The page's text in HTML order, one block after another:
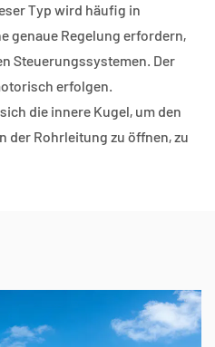
Typ wird häufig in
genaue Regelung erfordern,
Steuerungssystemen. Der
erfolgen.
die innere Kugel, um den
der Rohrleitung zu öffnen, zu